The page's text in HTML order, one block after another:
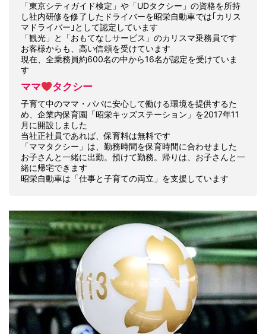
「東京シティガイド検定」や「UDタクシー」の資格を所持
し社内研修を修了したドライバーを昭栄自動車では｢カリス
マドライバー｣として認定しています
「観光」と「おもてなしサービス」のカリスマ乗務員です
お客様からも、高い信頼を受けています
現在、全乗務員約600名の中から16名が認定を受けていま
す
ママ タクシー
子育て中のママ・パパに安心して働ける環境を提供するた
め、企業内保育園「昭栄キッズステーション」を2017年11
月に開設しました
当社正社員であれば、保育料は無料です
「ママタクシー」は、勤務時間を保育時間に合わせました
お子さんと一緒に出勤。預けて勤務。帰りは、お子さんと一
緒に帰宅できます
昭栄自動車は「仕事と子育ての両立」を支援しています